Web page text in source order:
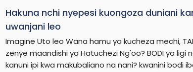
Hakuna nchi nyepesi kuongoza duniani
uwanjani leo
Imagine Uto leo Wana hamu ya kucheza mechi,
zenye maandishi ya Hatuchezi Ng'oo? BODI ya ligi
kanuni ipi kwa makubaliano na nani? kwanini bodi